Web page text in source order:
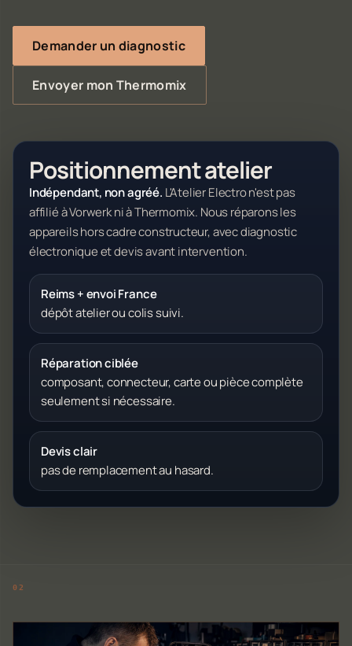
Demander un diagnostic
Envoyer mon Thermomix
Positionnement atelier
Indépendant, non agréé. L'Atelier Electro n'est pas
affilié à Vorwerk ni à Thermomix. Nous réparons les
appareils hors cadre constructeur, avec diagnostic
électronique et devis avant intervention.
Reims + envoi France
dépôt atelier ou colis suivi.
Réparation ciblée
composant, connecteur, carte ou pièce complète
seulement si nécessaire.
Devis clair
pas de remplacement au hasard.